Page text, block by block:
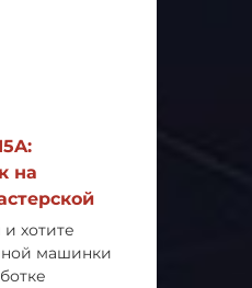
на
хотите
машинки